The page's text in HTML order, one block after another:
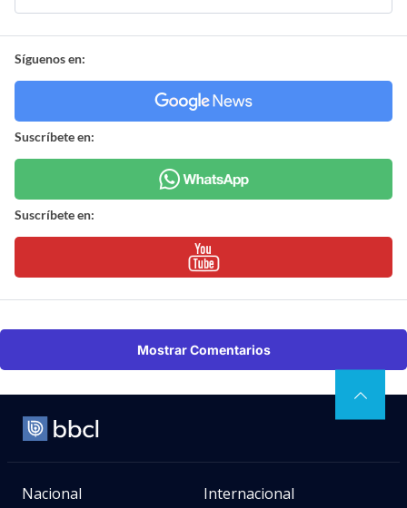
Síguenos en:
Suscríbete en:
Suscríbete en:
Mostrar Comentarios
Nacional Internacional